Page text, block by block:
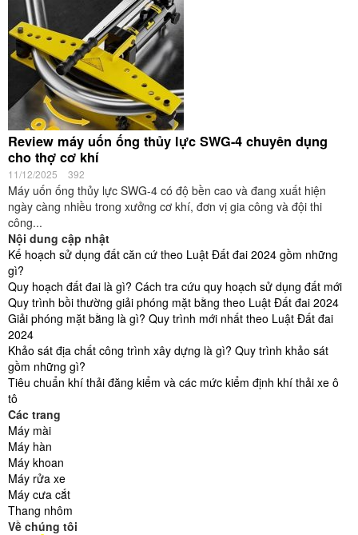
Review máy uốn ống thủy lực SWG-4 chuyên dụng
cho thợ cơ khí
11/12/2025 392
Máy uốn ống thủy lực SWG-4 có độ bền cao và đang xuất hiện
ngày càng nhiều trong xưởng cơ khí, đơn vị gia công và đội thi
công...
Nội dung cập nhật
Kế hoạch sử dụng đất căn cứ theo Luật Đất đai 2024 gồm những
gì?
Quy hoạch đất đai là gì? Cách tra cứu quy hoạch sử dụng đất mới
Quy trình bồi thường giải phóng mặt bằng theo Luật Đất đai 2024
Giải phóng mặt bằng là gì? Quy trình mới nhất theo Luật Đất đai
2024
Khảo sát địa chất công trình xây dựng là gì? Quy trình khảo sát
gồm những gì?
Tiêu chuẩn khí thải đăng kiểm và các mức kiểm định khí thải xe ô
tô
Các trang
Máy mài
Máy hàn
Máy khoan
Máy rửa xe
Máy cưa cắt
Thang nhôm
Về chúng tôi